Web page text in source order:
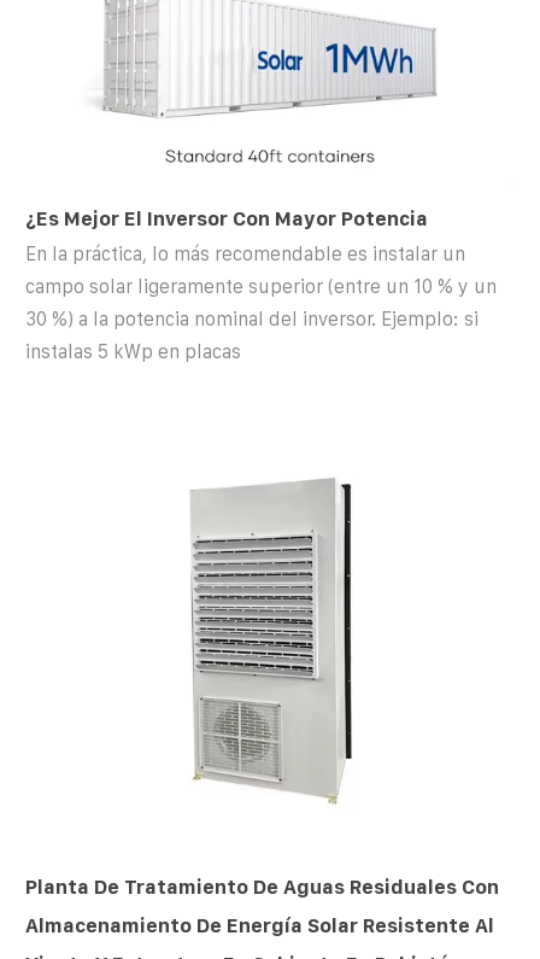
¿Es Mejor El Inversor Con Mayor Potencia
En la práctica, lo más recomendable es instalar un
campo solar ligeramente superior (entre un 10 % y un
30 %) a la potencia nominal del inversor. Ejemplo: si
instalas 5 kWp en placas
Planta De Tratamiento De Aguas Residuales Con
Almacenamiento De Energía Solar Resistente Al